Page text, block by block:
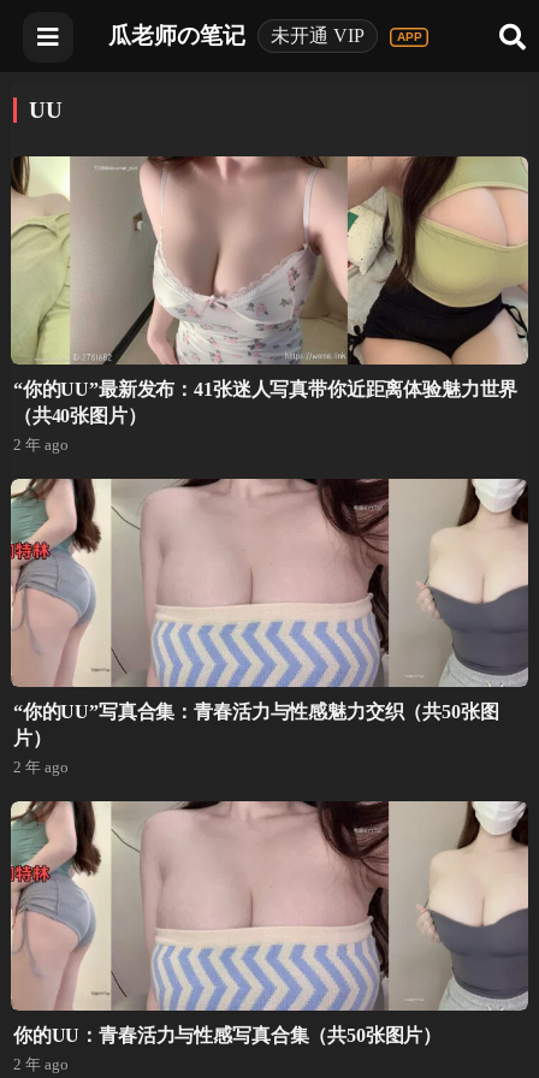
瓜老师の笔记 未开通 VIP
UU
“你的UU”最新发布：41张迷人写真带你近距离体验魅力世界
（共40张图片）
2 年 ago
“你的UU”写真合集：青春活力与性感魅力交织（共50张图
片）
2 年 ago
你的UU：青春活力与性感写真合集（共50张图片）
2 年 ago